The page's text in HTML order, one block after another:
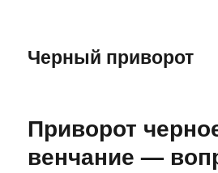
Черный приворот
Приворот
венчание —